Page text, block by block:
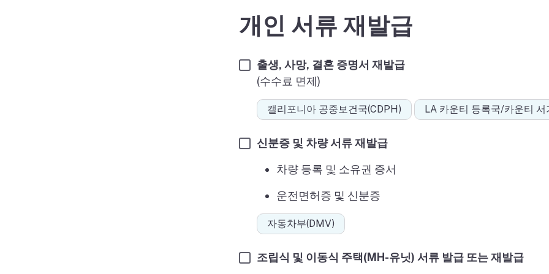
개인 서류 재발급
출생, 사망, 결혼 증명서 재발급
(수수료 면제)
캘리포니아 공중보건국(CDPH) LA 카운티 등록국/카운티 서
신분증 및 차량 서류 재발급
차량 등록 및 소유권 증서
운전면허증 및 신분증
자동차부(DMV)
조립식 및 이동식 주택(MH-유닛) 서류 발급 또는 재발급